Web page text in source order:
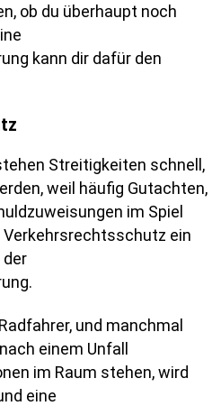
ob du überhaupt noch
kann dir dafür den
Streitigkeiten schnell,
weil häufig Gutachten,
im Spiel
Verkehrsrechtsschutz ein
der
und manchmal
einem Unfall
im Raum stehen, wird
eine